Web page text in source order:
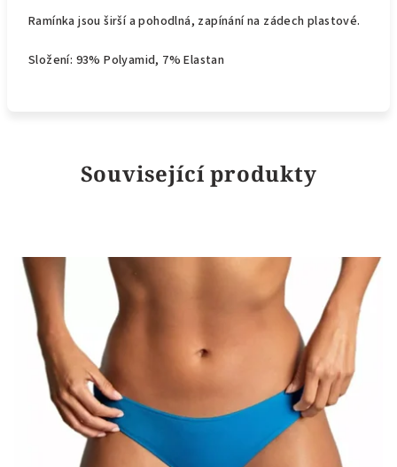
Ramínka jsou širší a pohodlná, zapínání na zádech plastové.
Složení: 93% Polyamid, 7% Elastan
Související produkty